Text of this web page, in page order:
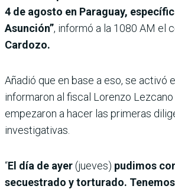
4 de agosto en Paraguay,
Asunción”, informó a la 1080 AM el
Cardozo.
Añadió que en base a eso, se activó
informaron al fiscal Lorenzo
empezaron a hacer las primeras
investigativas.
“El día de ayer(jueves) pudimos
secuestrado y torturado.